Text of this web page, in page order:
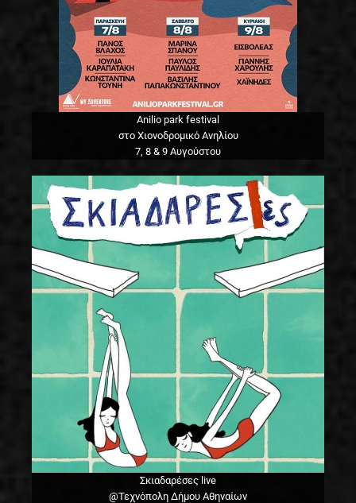
Anilio park festival
στο Χιονοδρομικό Ανηλίου
7, 8 & 9 Αυγούστου
Σκιαδαρέσες live
@Τεχνόπολη Δήμου Αθηναίων